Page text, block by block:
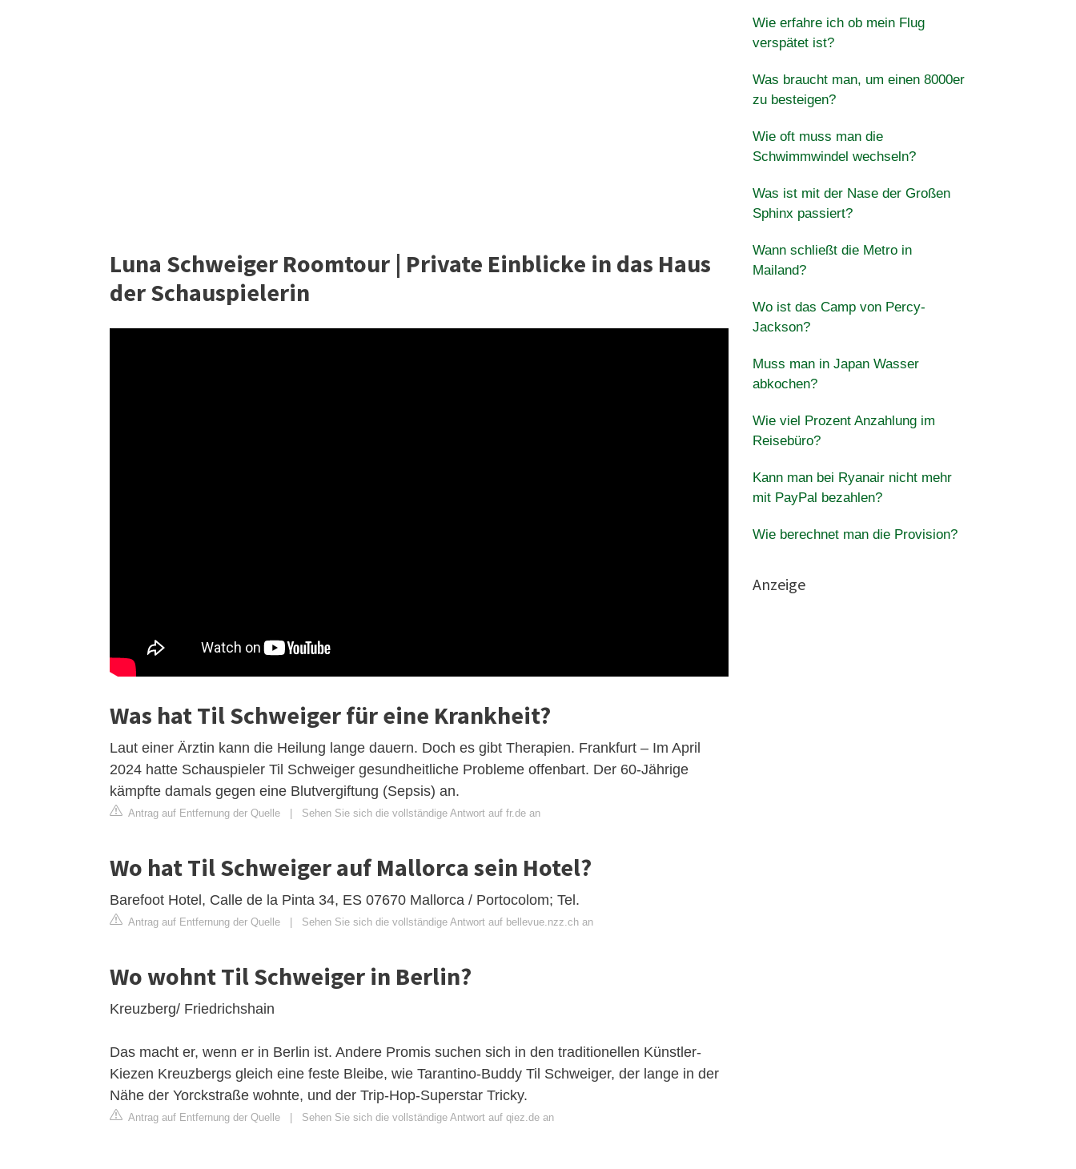
Luna Schweiger Roomtour | Private Einblicke in das Haus
der Schauspielerin
Was hat Til Schweiger für eine Krankheit?
Laut einer Ärztin kann die Heilung lange dauern. Doch es gibt Therapien. Frankfurt – Im April
2024 hatte Schauspieler Til Schweiger gesundheitliche Probleme offenbart. Der 60-Jährige
kämpfte damals gegen eine Blutvergiftung (Sepsis) an.
Antrag auf Entfernung der Quelle | Sehen Sie sich die vollständige Antwort auf fr.de an
Wo hat Til Schweiger auf Mallorca sein Hotel?
Barefoot Hotel, Calle de la Pinta 34, ES 07670 Mallorca / Portocolom; Tel.
Antrag auf Entfernung der Quelle | Sehen Sie sich die vollständige Antwort auf bellevue.nzz.ch an
Wo wohnt Til Schweiger in Berlin?
Kreuzberg/ Friedrichshain
Das macht er, wenn er in Berlin ist. Andere Promis suchen sich in den traditionellen Künstler-
Kiezen Kreuzbergs gleich eine feste Bleibe, wie Tarantino-Buddy Til Schweiger, der lange in der
Nähe der Yorckstraße wohnte, und der Trip-Hop-Superstar Tricky.
Antrag auf Entfernung der Quelle | Sehen Sie sich die vollständige Antwort auf qiez.de an
Wie erfahre ich ob mein Flug
verspätet ist?
Was braucht man, um einen 8000er
zu besteigen?
Wie oft muss man die
Schwimmwindel wechseln?
Was ist mit der Nase der Großen
Sphinx passiert?
Wann schließt die Metro in
Mailand?
Wo ist das Camp von Percy-
Jackson?
Muss man in Japan Wasser
abkochen?
Wie viel Prozent Anzahlung im
Reisebüro?
Kann man bei Ryanair nicht mehr
mit PayPal bezahlen?
Wie berechnet man die Provision?
Anzeige